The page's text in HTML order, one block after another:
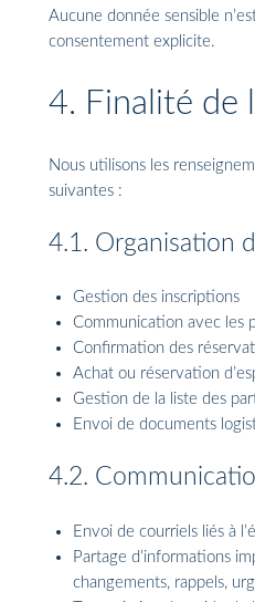
Aucune donnée sensible
consentement explicite.
4. Finalité de
Nous utilisons les
suivantes :
4.1. Organisation
Gestion des inscriptions
Communication avec les
Confirmation des
Achat ou réservation
Gestion de la liste des
Envoi de documents
4.2.
Envoi de courriels liés à
Partage d’informations
changements, rappels,